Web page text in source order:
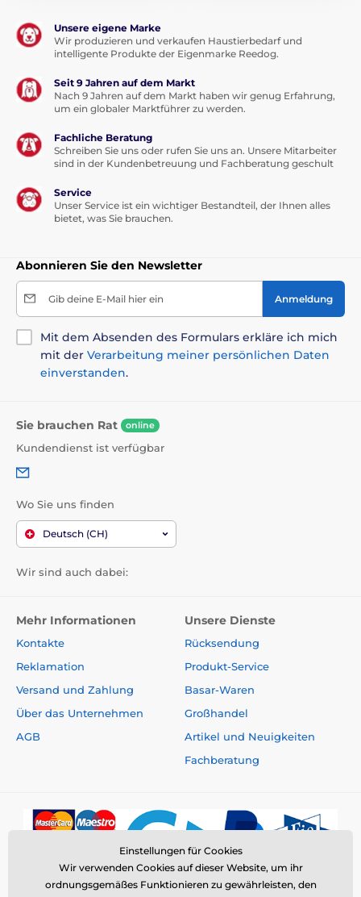
Unsere eigene Marke
Wir produzieren und verkaufen Haustierbedarf und
intelligente Produkte der Eigenmarke Reedog.
Seit 9 Jahren auf dem Markt
Nach 9 Jahren auf dem Markt haben wir genug Erfahrung,
um ein globaler Marktführer zu werden.
Fachliche Beratung
Schreiben Sie uns oder rufen Sie uns an. Unsere Mitarbeiter
sind in der Kundenbetreuung und Fachberatung geschult
Service
Unser Service ist ein wichtiger Bestandteil, der Ihnen alles
bietet, was Sie brauchen.
Abonnieren Sie den Newsletter
Gib deine E-Mail hier ein Anmeldung
Mit dem Absenden des Formulars erkläre ich mich
mit der Verarbeitung meiner persönlichen Daten
einverstanden.
Sie brauchen Rat online
Kundendienst ist verfügbar
Wo Sie uns finden
Deutsch (CH)
Wir sind auch dabei:
Mehr Informationen
Kontakte
Reklamation
Versand und Zahlung
Über das Unternehmen
AGB
Unsere Dienste
Rücksendung
Produkt-Service
Basar-Waren
Großhandel
Artikel und Neuigkeiten
Fachberatung
Einstellungen für Cookies
Wir verwenden Cookies auf dieser Website, um ihr
ordnungsgemäßes Funktionieren zu gewährleisten, den